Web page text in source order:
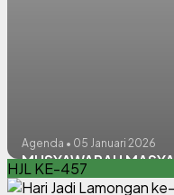
Agenda • 05 Januari 2026
MUSYAWARAH
HJL KE-457